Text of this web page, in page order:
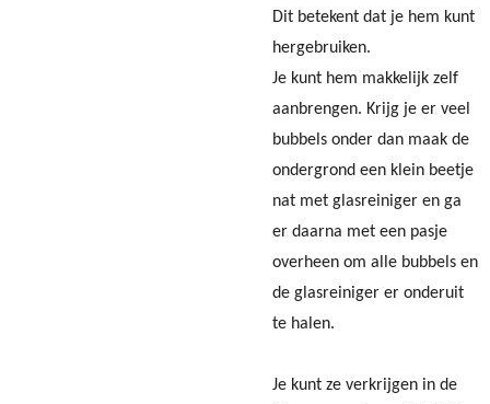
Dit betekent dat je hem kunt
hergebruiken.
Je kunt hem makkelijk zelf
aanbrengen. Krijg je er veel
bubbels onder dan maak de
ondergrond een klein beetje
nat met glasreiniger en ga
er daarna met een pasje
overheen om alle bubbels en
de glasreiniger er onderuit
te halen.
Je kunt ze verkrijgen in de